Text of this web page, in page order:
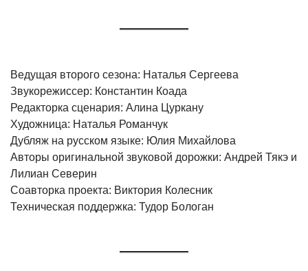
Ведущая второго сезона: Наталья Сергеева
Звукорежиссер: Константин Коада
Редакторка сценария: Алина Цуркану
Художница: Наталья Романчук
Дубляж на русском языке: Юлия Михайлова
Авторы оригинальной звуковой дорожки: Андрей Тякэ и
Лилиан Северин
Соавторка проекта: Виктория Колесник
Техническая поддержка: Тудор Бологан